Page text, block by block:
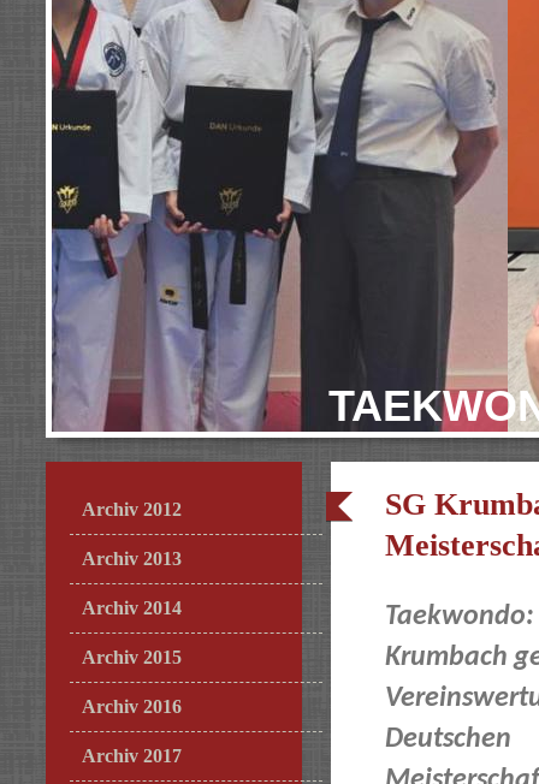
SG
Taekwondo:
Krumbach
Deutschen
Archiv 2012
Archiv 2013
Archiv 2014
Archiv 2015
Archiv 2016
Archiv 2017